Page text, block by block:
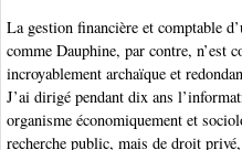
La gestion financière et comptable
comme Dauphine, par contre, n’est
incroyablement archaïque et
J’ai dirigé pendant dix ans
organisme économiquement et
recherche public, mais de droit